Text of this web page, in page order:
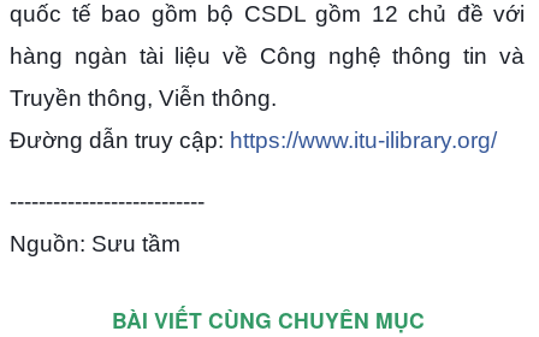
quốc tế bao gồm bộ CSDL gồm 12 chủ đề với
hàng ngàn tài liệu về Công nghệ thông tin và
Truyền thông, Viễn thông.
Đường dẫn truy cập: https://www.itu-ilibrary.org/
---------------------------
Nguồn: Sưu tầm
BÀI VIẾT CÙNG CHUYÊN MỤC